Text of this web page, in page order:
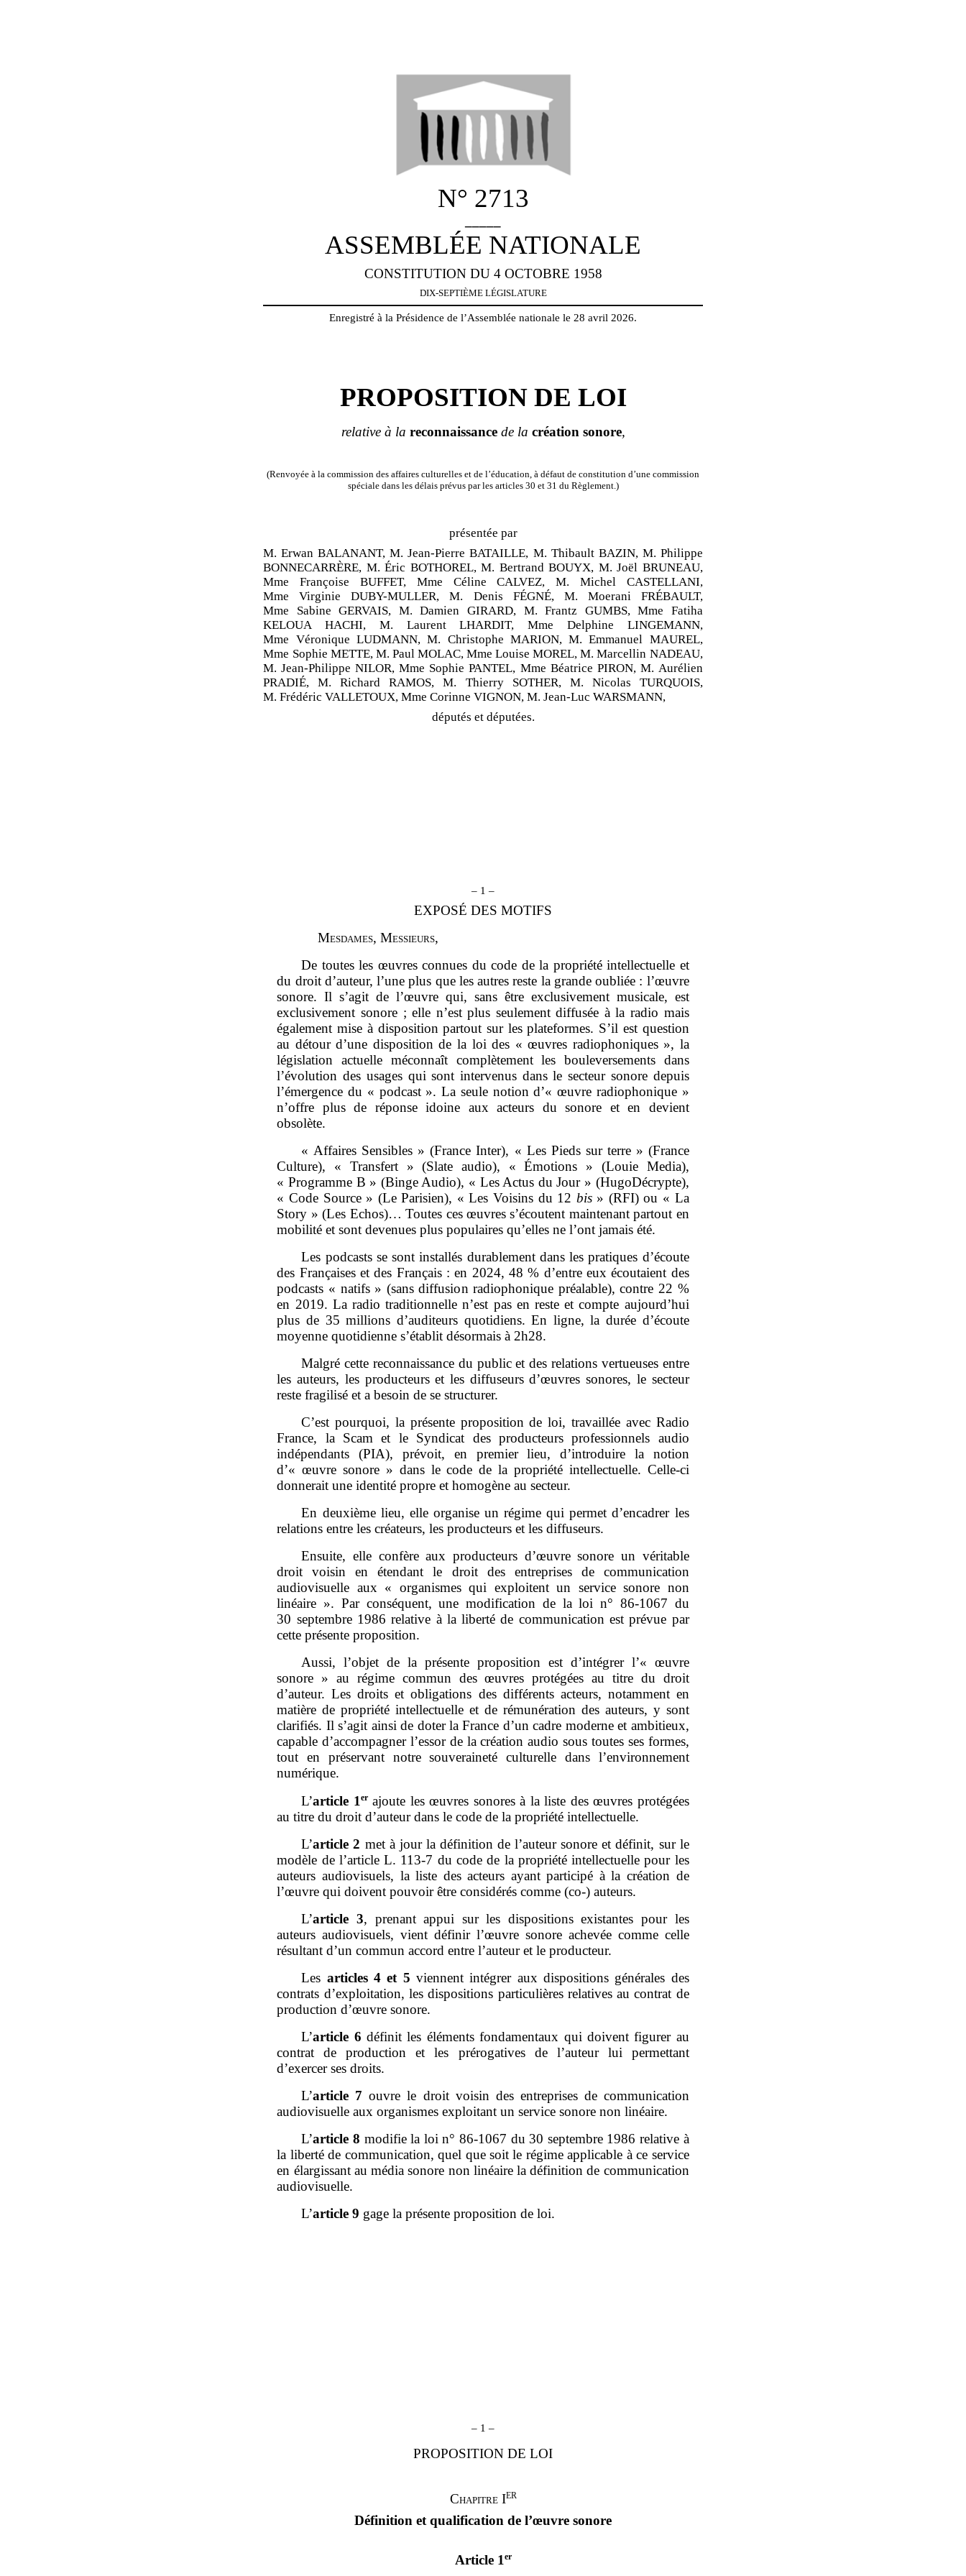
N° 2713
ASSEMBLÉE NATIONALE
CONSTITUTION DU 4 OCTOBRE 1958
DIX-SEPTIÈME LÉGISLATURE
Enregistré à la Présidence de l’Assemblée nationale le 28 avril 2026.
PROPOSITION DE LOI
relative à la reconnaissancede la création sonore,
(Renvoyée à la commission des affaires culturelles et de l’éducation, à défaut de constitution d’une commission
spéciale dans les délais prévus par les articles 30 et 31 du Règlement.)
présentée par
M. Erwan BALANANT, M. Jean-Pierre BATAILLE, M. Thibault BAZIN, M. Philippe
BONNECARRÈRE, M. Éric BOTHOREL, M. Bertrand BOUYX, M. Joël BRUNEAU,
Mme Françoise BUFFET, Mme Céline CALVEZ, M. Michel CASTELLANI,
Mme Virginie DUBY-MULLER, M. Denis FÉGNÉ, M. Moerani FRÉBAULT,
Mme Sabine GERVAIS, M. Damien GIRARD, M. Frantz GUMBS, Mme Fatiha
KELOUA HACHI, M. Laurent LHARDIT, Mme Delphine LINGEMANN,
Mme Véronique LUDMANN, M. Christophe MARION, M. Emmanuel MAUREL,
Mme Sophie METTE, M. Paul MOLAC, Mme Louise MOREL, M. Marcellin NADEAU,
M. Jean-Philippe NILOR, Mme Sophie PANTEL, Mme Béatrice PIRON, M. Aurélien
PRADIÉ, M. Richard RAMOS, M. Thierry SOTHER, M. Nicolas TURQUOIS,
M. Frédéric VALLETOUX, Mme Corinne VIGNON, M. Jean-Luc WARSMANN,
députés et députées.
– 1 –
EXPOSÉ DES MOTIFS
Mesdames, Messieurs,
De toutes les œuvres connues du code de la propriété intellectuelle et
du droit d’auteur, l’une plus que les autres reste la grande oubliée : l’œuvre
sonore. Il s’agit de l’œuvre qui, sans être exclusivement musicale, est
exclusivement sonore ; elle n’est plus seulement diffusée à la radio mais
également mise à disposition partout sur les plateformes. S’il est question
au détour d’une disposition de la loi des « œuvres radiophoniques », la
législation actuelle méconnaît complètement les bouleversements dans
l’évolution des usages qui sont intervenus dans le secteur sonore depuis
l’émergence du « podcast ». La seule notion d’« œuvre radiophonique »
n’offre plus de réponse idoine aux acteurs du sonore et en devient
obsolète.
« Affaires Sensibles » (France Inter), « Les Pieds sur terre » (France
Culture), « Transfert » (Slate audio), « Émotions » (Louie Media),
« Programme B » (Binge Audio), « Les Actus du Jour » (HugoDécrypte),
« Code Source » (Le Parisien), « Les Voisins du 12 bis» (RFI) ou « La
Story » (Les Echos)… Toutes ces œuvres s’écoutent maintenant partout en
mobilité et sont devenues plus populaires qu’elles ne l’ont jamais été.
Les podcasts se sont installés durablement dans les pratiques d’écoute
des Françaises et des Français : en 2024, 48 % d’entre eux écoutaient des
podcasts « natifs » (sans diffusion radiophonique préalable), contre 22 %
en 2019. La radio traditionnelle n’est pas en reste et compte aujourd’hui
plus de 35 millions d’auditeurs quotidiens. En ligne, la durée d’écoute
moyenne quotidienne s’établit désormais à 2h28.
Malgré cette reconnaissance du public et des relations vertueuses entre
les auteurs, les producteurs et les diffuseurs d’œuvres sonores, le secteur
reste fragilisé et a besoin de se structurer.
C’est pourquoi, la présente proposition de loi, travaillée avec Radio
France, la Scam et le Syndicat des producteurs professionnels audio
indépendants (PIA), prévoit, en premier lieu, d’introduire la notion
d’« œuvre sonore » dans le code de la propriété intellectuelle. Celle‑ci
donnerait une identité propre et homogène au secteur.
En deuxième lieu, elle organise un régime qui permet d’encadrer les
relations entre les créateurs, les producteurs et les diffuseurs.
Ensuite, elle confère aux producteurs d’œuvre sonore un véritable
droit voisin en étendant le droit des entreprises de communication
audiovisuelle aux « organismes qui exploitent un service sonore non
linéaire ». Par conséquent, une modification de la loi n° 86‑1067 du
30 septembre 1986 relative à la liberté de communication est prévue par
cette présente proposition.
Aussi, l’objet de la présente proposition est d’intégrer l’« œuvre
sonore » au régime commun des œuvres protégées au titre du droit
d’auteur. Les droits et obligations des différents acteurs, notamment en
matière de propriété intellectuelle et de rémunération des auteurs, y sont
clarifiés. Il s’agit ainsi de doter la France d’un cadre moderne et ambitieux,
capable d’accompagner l’essor de la création audio sous toutes ses formes,
tout en préservant notre souveraineté culturelle dans l’environnement
numérique.
L’article 1 er ajoute les œuvres sonores à la liste des œuvres protégées
au titre du droit d’auteur dans le code de la propriété intellectuelle.
L’article 2 met à jour la définition de l’auteur sonore et définit, sur le
modèle de l’article L. 113‑7 du code de la propriété intellectuelle pour les
auteurs audiovisuels, la liste des acteurs ayant participé à la création de
l’œuvre qui doivent pouvoir être considérés comme (co‑) auteurs.
L’article 3, prenant appui sur les dispositions existantes pour les
auteurs audiovisuels, vient définir l’œuvre sonore achevée comme celle
résultant d’un commun accord entre l’auteur et le producteur.
Les articles 4 et 5viennent intégrer aux dispositions générales des
contrats d’exploitation, les dispositions particulières relatives au contrat de
production d’œuvre sonore.
L’article 6définit les éléments fondamentaux qui doivent figurer au
contrat de production et les prérogatives de l’auteur lui permettant
d’exercer ses droits.
L’article 7ouvre le droit voisin des entreprises de communication
audiovisuelle aux organismes exploitant un service sonore non linéaire.
L’article 8 modifie la loi n° 86‑1067 du 30 septembre 1986 relative à
la liberté de communication, quel que soit le régime applicable à ce service
en élargissant au média sonore non linéaire la définition de communication
audiovisuelle.
L’article 9 gage la présente proposition de loi.
– 1 –
PROPOSITION DE LOI
Chapitre IER
Définition et qualification de l’œuvre sonore
Article 1er